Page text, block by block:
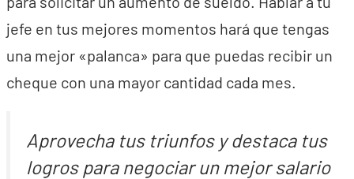
jefe en tus mejores momentos hará que tengas
una mejor «palanca» para que puedas recibir un
cheque con una mayor cantidad cada mes.
Aprovecha tus triunfos y destaca tus
logros para negociar un mejor salario